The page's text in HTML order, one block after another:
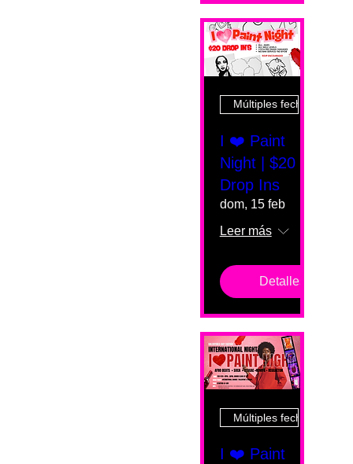
Múltiples fechas
I ❤️ Paint
Night | $20
Drop Ins
dom, 15 feb
Leer más
Detalles
Múltiples fechas
I ❤️ Paint